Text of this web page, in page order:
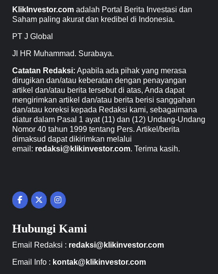
KlikInvestor.com adalah Portal Berita Investasi dan
Saham paling akurat dan kredibel di Indonesia.
PT J Global
Jl HR Muhammad. Surabaya.
Catatan Redaksi: Apabila ada pihak yang merasa
dirugikan dan/atau keberatan dengan penayangan
artikel dan/atau berita tersebut di atas, Anda dapat
mengirimkan artikel dan/atau berita berisi sanggahan
dan/atau koreksi kepada Redaksi kami, sebagaimana
diatur dalam Pasal 1 ayat (11) dan (12) Undang-Undang
Nomor 40 tahun 1999 tentang Pers. Artikel/berita
dimaksud dapat dikirimkan melalui
email: redaksi@klikinvestor.com. Terima kasih.
Hubungi Kami
Email Redaksi : redaksi@klikinvestor.com
Email Info : kontak@klikinvestor.com